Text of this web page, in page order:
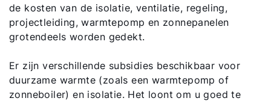
de kosten van de isolatie, ventilatie, regeling,
projectleiding, warmtepomp en zonnepanelen
grotendeels worden gedekt.
Er zijn verschillende subsidies beschikbaar voor
duurzame warmte (zoals een warmtepomp of
zonneboiler) en isolatie. Het loont om u goed te